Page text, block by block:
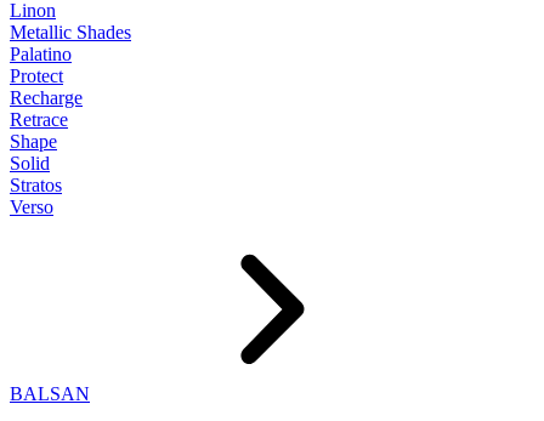
Linon
Metallic Shades
Palatino
Protect
Recharge
Retrace
Shape
Solid
Stratos
Verso
BALSAN